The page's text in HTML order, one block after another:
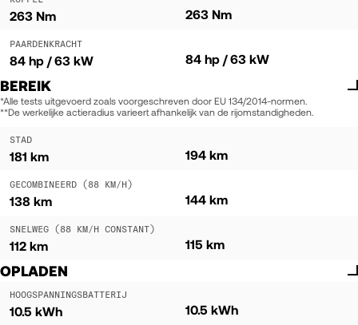
263 Nm 263 Nm
PAARDENKRACHT
84 hp / 63 kW 84 hp / 63 kW
BEREIK
*Alle tests uitgevoerd zoals voorgeschreven door EU 134/2014-normen.
**De werkelijke actieradius varieert afhankelijk van de rijomstandigheden.
STAD
181 km 194 km
GECOMBINEERD (88 KM/H)
138 km 144 km
SNELWEG (88 KM/H CONSTANT)
112 km 115 km
OPLADEN
HOOGSPANNINGSBATTERIJ
10.5 kWh 10.5 kWh